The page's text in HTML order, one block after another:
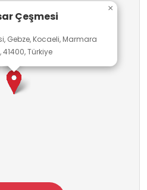
Çeşmesi
Gebze, Kocaeli, Marmara
41400, Türkiye
×